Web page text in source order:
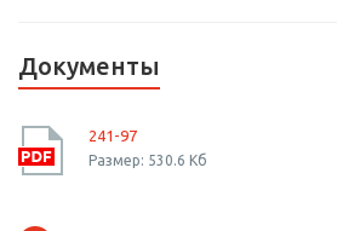
Документы
241-97
Размер: 530.6 Кб